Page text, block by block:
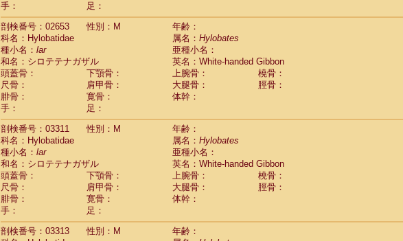
手：
足：
剖検番号：02653
性別：M
年齢：
科名：Hylobatidae
属名： Hylobates
種小名： lar
亜種小名：
和名：シロテテナガザル
英名：White-handed Gibbon
頭蓋骨：
下顎骨： 上腕骨：
橈骨：
尺骨：
肩甲骨： 大腿骨：
脛骨：
腓骨：
寛骨：
体幹：
手：
足：
剖検番号：03311
性別：M
年齢：
科名：Hylobatidae
属名： Hylobates
種小名： lar
亜種小名：
和名：シロテテナガザル
英名：White-handed Gibbon
頭蓋骨：
下顎骨： 上腕骨：
橈骨：
尺骨：
肩甲骨： 大腿骨：
脛骨：
腓骨：
寛骨：
体幹：
手：
足：
剖検番号：03313
性別：M
年齢：